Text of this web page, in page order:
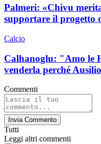
Palmeri: «Chivu
supportare il progetto
Calcio
Calhanoglu: "Amo le
venderla perché
Commenti
Invia Commento
Tutti
Leggi altri commenti